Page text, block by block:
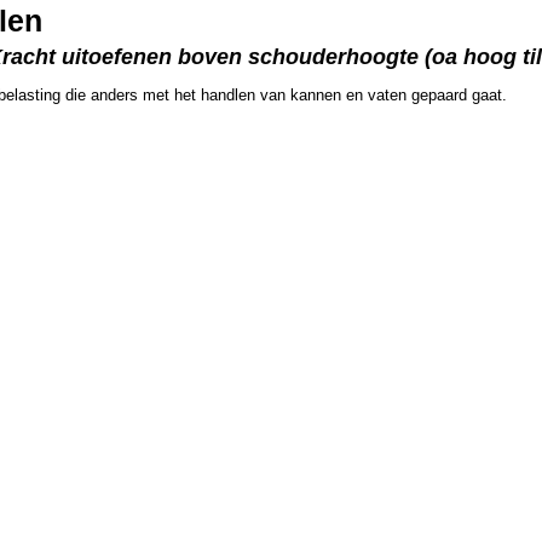
uitoefenen boven schouderhoogte (oa hoog
die anders met het handlen van kannen en vaten gepaard gaat.